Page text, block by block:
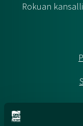
Rokuan